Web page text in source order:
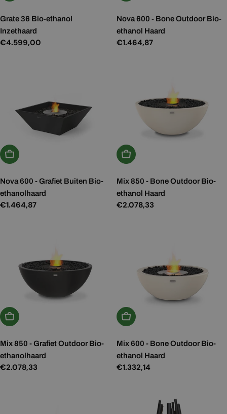
Grate 36 Bio-ethanol
Inzethaard
Normale
€4.599,00
Nova 600 - Bone Outdoor Bio-
ethanol Haard
Normale
€1.464,87
Kies Opties
Nova 600 - Grafiet Buiten Bio-
ethanolhaard
Normale
€1.464,87
Kies Opties
Mix 850 - Bone Outdoor Bio-
ethanol Haard
Normale
€2.078,33
Kies Opties
Mix 850 - Grafiet Outdoor Bio-
ethanolhaard
Normale
€2.078,33
Kies Opties
Mix 600 - Bone Outdoor Bio-
ethanol Haard
Normale
€1.332,14